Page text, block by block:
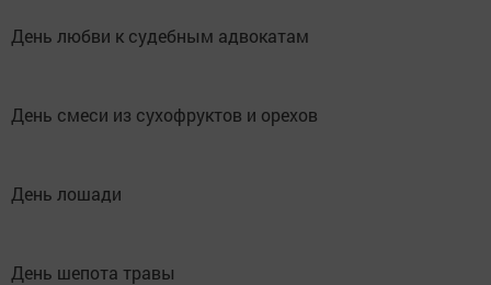
День любви к судебным адвокатам
День смеси из сухофруктов и орехов
День лошади
День шепота травы